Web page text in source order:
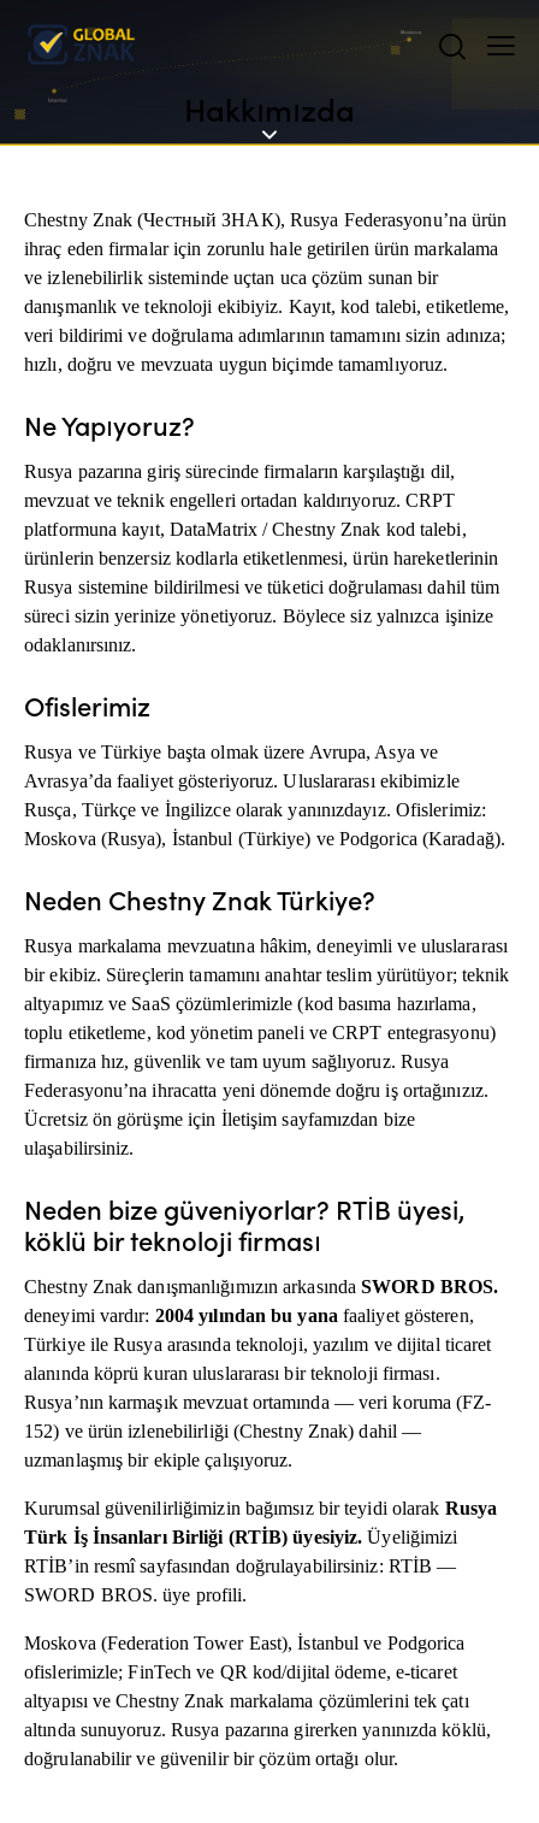
Hakkımızda
Chestny Znak (Честный ЗНАК), Rusya Federasyonu’na ürün
ihraç eden firmalar için zorunlu hale getirilen ürün markalama
ve izlenebilirlik sisteminde uçtan uca çözüm sunan bir
danışmanlık ve teknoloji ekibiyiz. Kayıt, kod talebi, etiketleme,
veri bildirimi ve doğrulama adımlarının tamamını sizin adınıza;
hızlı, doğru ve mevzuata uygun biçimde tamamlıyoruz.
Ne Yapıyoruz?
Rusya pazarına giriş sürecinde firmaların karşılaştığı dil,
mevzuat ve teknik engelleri ortadan kaldırıyoruz. CRPT
platformuna kayıt, DataMatrix / Chestny Znak kod talebi,
ürünlerin benzersiz kodlarla etiketlenmesi, ürün hareketlerinin
Rusya sistemine bildirilmesi ve tüketici doğrulaması dahil tüm
süreci sizin yerinize yönetiyoruz. Böylece siz yalnızca işinize
odaklanırsınız.
Ofislerimiz
Rusya ve Türkiye başta olmak üzere Avrupa, Asya ve
Avrasya’da faaliyet gösteriyoruz. Uluslararası ekibimizle
Rusça, Türkçe ve İngilizce olarak yanınızdayız. Ofislerimiz:
Moskova (Rusya), İstanbul (Türkiye) ve Podgorica (Karadağ).
Neden Chestny Znak Türkiye?
Rusya markalama mevzuatına hâkim, deneyimli ve uluslararası
bir ekibiz. Süreçlerin tamamını anahtar teslim yürütüyor; teknik
altyapımız ve SaaS çözümlerimizle (kod basıma hazırlama,
toplu etiketleme, kod yönetim paneli ve CRPT entegrasyonu)
firmanıza hız, güvenlik ve tam uyum sağlıyoruz. Rusya
Federasyonu’na ihracatta yeni dönemde doğru iş ortağınızız.
Ücretsiz ön görüşme için İletişim sayfamızdan bize
ulaşabilirsiniz.
Neden bize güveniyorlar? RTİB üyesi,
köklü bir teknoloji firması
Chestny Znak danışmanlığımızın arkasındaSWORD BROS.
deneyimi vardır: 2004 yılından bu yana faaliyet gösteren,
Türkiye ile Rusya arasında teknoloji, yazılım ve dijital ticaret
alanında köprü kuran uluslararası bir teknoloji firması.
Rusya’nın karmaşık mevzuat ortamında — veri koruma (FZ-
152) ve ürün izlenebilirliği (Chestny Znak) dahil —
uzmanlaşmış bir ekiple çalışıyoruz.
Kurumsal güvenilirliğimizin bağımsız bir teyidi olarak Rusya
Türk İş İnsanları Birliği (RTİB) üyesiyiz. Üyeliğimizi
RTİB’in resmî sayfasından doğrulayabilirsiniz: RTİB —
SWORD BROS. üye profili.
Moskova (Federation Tower East), İstanbul ve Podgorica
ofislerimizle; FinTech ve QR kod/dijital ödeme, e-ticaret
altyapısı ve Chestny Znak markalama çözümlerini tek çatı
altında sunuyoruz. Rusya pazarına girerken yanınızda köklü,
doğrulanabilir ve güvenilir bir çözüm ortağı olur.